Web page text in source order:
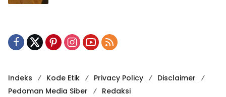
Indeks Kode Etik Privacy Policy
Disclaimer
Pedoman Media Siber
Redaksi